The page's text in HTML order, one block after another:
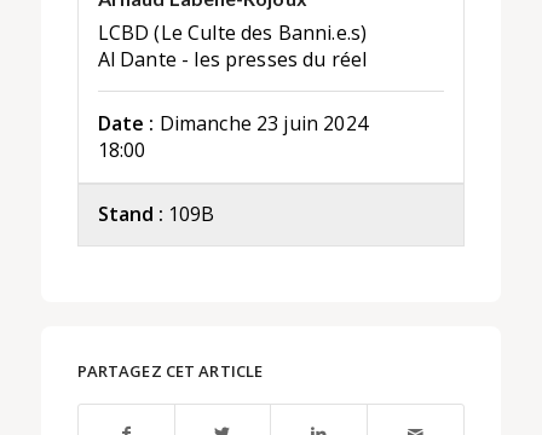
LCBD (Le Culte des Banni.e.s)
Al Dante - les presses du réel
Date : Dimanche 23 juin 2024
18:00
Stand : 109B
PARTAGEZ CET ARTICLE